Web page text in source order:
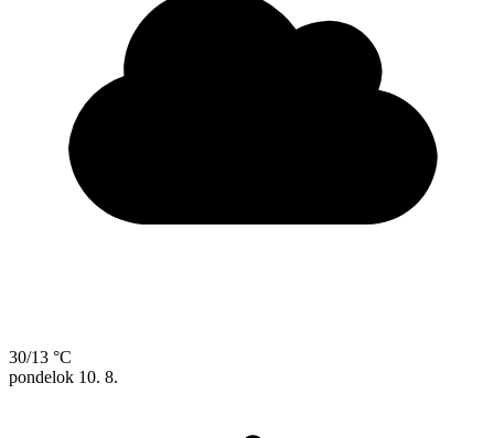
30/13 °C
pondelok 10. 8.